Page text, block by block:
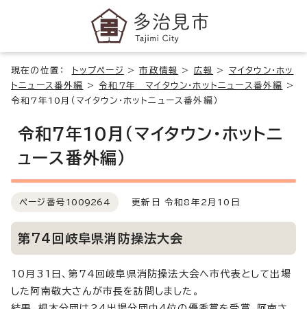
現在の位置： トップページ >市政情報 > 広報 > マイタウン・ホッ
トニュース番外編
>令和7年 マイタウン・ホットニュース番外編
>
令和7年10月（マイタウン・ホットニュース番外編）
令和7年10月（マイタウン・ホットニ
ュース番外編）
ページ番号 1009264 更新日 令和8年2月10日
第74回岐阜県消防操法大会
10月31日、第74回岐阜県消防操法大会へ市代表として出場
した阿南敬大さんが市長を訪問しました。